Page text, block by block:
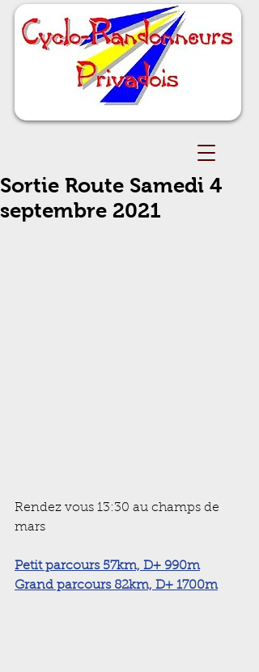
Sortie Route Samedi 4
septembre 2021
Rendez vous 13:30 au champs de
mars
Petit parcours 57km, D+ 990m
Grand parcours 82km, D+ 1700m